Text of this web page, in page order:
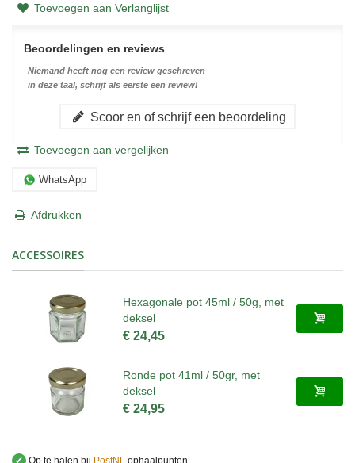
Toevoegen aan Verlanglijst
Beoordelingen en reviews
Niemand heeft nog een review geschreven
in deze taal, schrijf als eerste een review!
Scoor en of schrijf een beoordeling
Toevoegen aan vergelijken
WhatsApp
Afdrukken
ACCESSOIRES
Hexagonale pot 45ml / 50g, met
deksel
€ 24,45
Ronde pot 41ml / 50gr, met
deksel
€ 24,95
✔ Op te halen bij PostNL ophaalpunten.